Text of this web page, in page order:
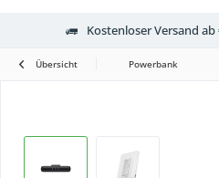
Kostenloser Versand
Übersicht Powerbank